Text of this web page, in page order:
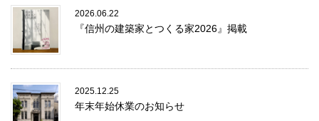
2026.06.22
『信州の建築家とつくる家2026』掲載
2025.12.25
年末年始休業のお知らせ